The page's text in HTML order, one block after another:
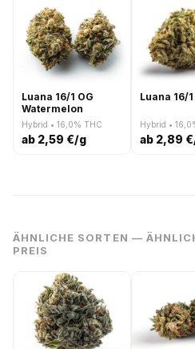
Luana 16/1 OG
Watermelon
Hybrid • 16,0% THC
ab 2,59 €/g
Luana 16/
Hybrid •
ab 2,89
ÄHNLICHE SORTEN —
PREIS